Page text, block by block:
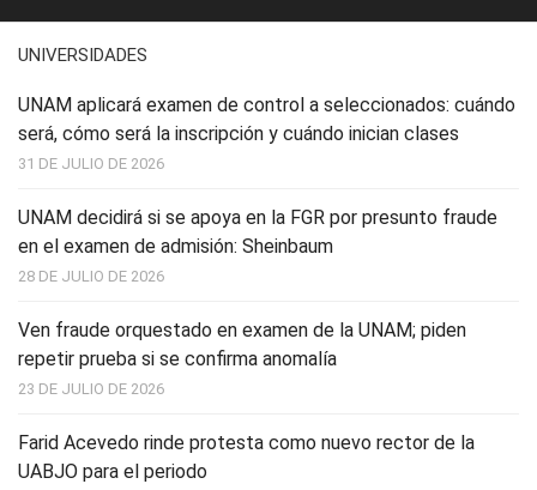
UNIVERSIDADES
UNAM aplicará examen de control a seleccionados: cuándo
será, cómo será la inscripción y cuándo inician clases
31 DE JULIO DE 2026
UNAM decidirá si se apoya en la FGR por presunto fraude
en el examen de admisión: Sheinbaum
28 DE JULIO DE 2026
Ven fraude orquestado en examen de la UNAM; piden
repetir prueba si se confirma anomalía
23 DE JULIO DE 2026
Farid Acevedo rinde protesta como nuevo rector de la
UABJO para el periodo